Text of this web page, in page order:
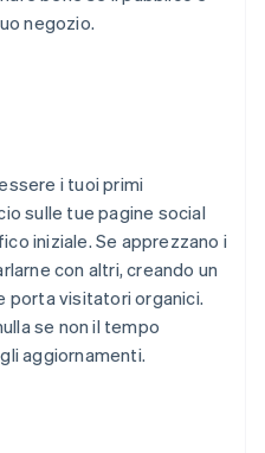
negozio.
i tuoi primi
sulle tue pagine social
iniziale. Se apprezzano i
con altri, creando un
visitatori organici.
se non il tempo
aggiornamenti.